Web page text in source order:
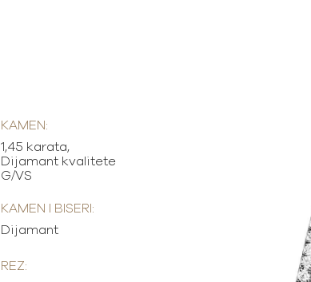
KAMEN:
1,45 karata,
Dijamant kvalitete
G/VS
KAMEN I BISERI:
Dijamant
REZ: